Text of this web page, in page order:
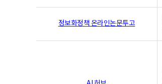
정보화정책 온라인논문투고